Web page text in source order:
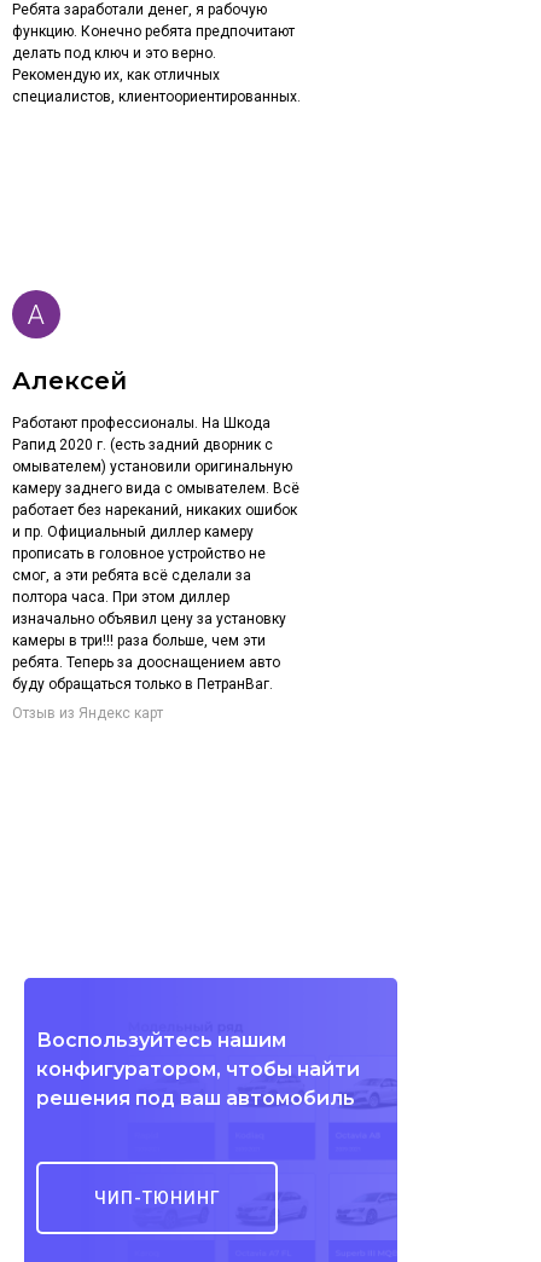
Ребята заработали денег, я рабочую
функцию. Конечно ребята предпочитают
делать под ключ и это верно.
Рекомендую их, как отличных
специалистов, клиентоориентированных.
Работают профессионалы. На Шкода
Рапид 2020 г. (есть задний дворник с
омывателем) установили оригинальную
камеру заднего вида с омывателем. Всё
работает без нареканий, никаких ошибок
и пр. Официальный диллер камеру
прописать в головное устройство не
смог, а эти ребята всё сделали за
полтора часа. При этом диллер
изначально объявил цену за установку
камеры в три!!! раза больше, чем эти
ребята. Теперь за дооснащением авто
буду обращаться только в ПетранВаг.
Отзыв из Яндекс карт
Алексей
Воспользуйтесь нашим
конфигуратором, чтобы найти
решения под ваш автомобиль
ЧИП-ТЮНИНГ